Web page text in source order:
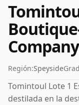
Company
Región:Speyside
Tomintoul Lote 1
destilada en la